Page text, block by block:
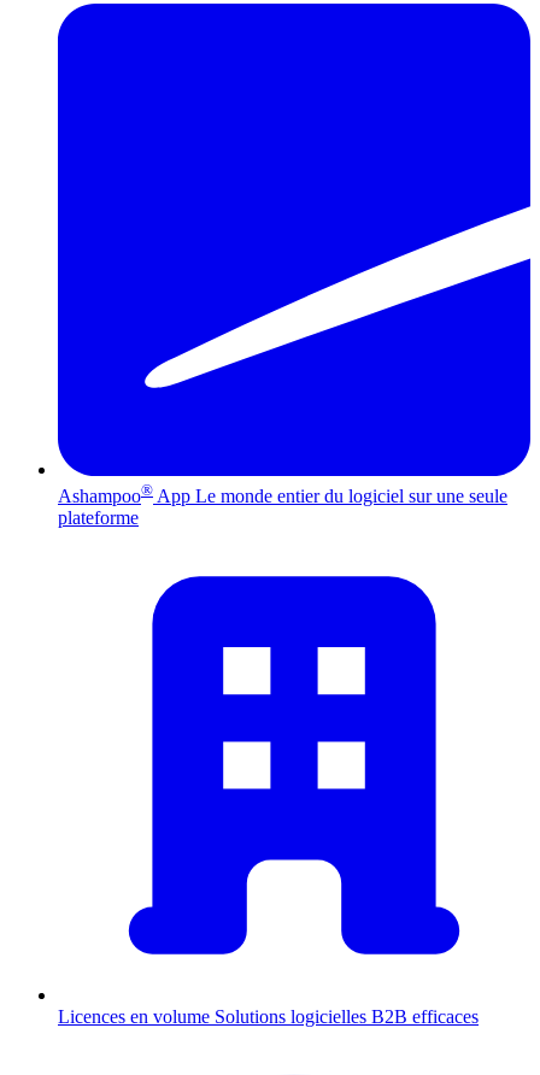
Ashampoo® App Le monde entier du logiciel sur une seule
plateforme
Licences en volume Solutions logicielles B2B efficaces